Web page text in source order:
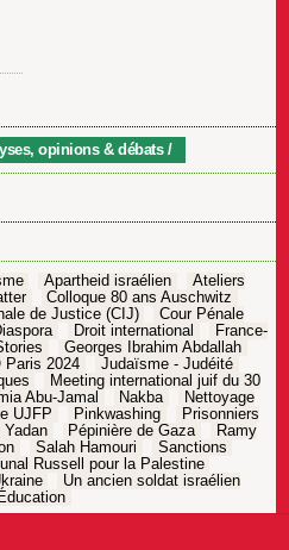
opinions & débats
Apartheid israélien
Ateliers
Colloque 80 ans Auschwitz
de Justice (CIJ)
Cour Pénale
Droit international
France-
Georges Ibrahim Abdallah
Paris 2024
Judaïsme - Judéité
Meeting international juif du 30
Abu-Jamal Nakba
Nettoyage
UJFP Pinkwashing
Prisonniers
Yadan Pépinière de Gaza
Ramy
Salah Hamouri
Sanctions
Russell pour la Palestine
Un ancien soldat israélien
Éducation